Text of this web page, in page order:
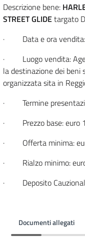
Descrizione bene:
STREET GLIDEtargato
· Data e ora vendita:
· Luogo vendita:
la destinazione dei
organizzata sita in
· Termine
· Prezzo base: euro
· Offerta minima:
· Rialzo minimo:
· Deposito
Documenti allegati